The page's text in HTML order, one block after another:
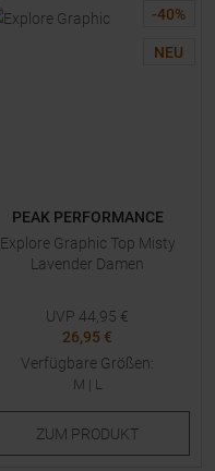
-40%
NEU
PEAK PERFORMANCE
Explore Graphic Top Misty
Lavender Damen
UVP 44,95 €
26,95 €
Verfügbare Größen:
M | L
ZUM PRODUKT